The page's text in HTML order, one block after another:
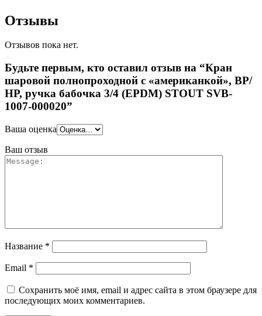
Отзывы
Отзывов пока нет.
Будьте первым, кто оставил отзыв на “Кран
шаровой полнопроходной с «американкой», ВР/
НР, ручка бабочка 3/4 (EPDM) STOUT SVB-
1007-000020”
Ваша оценка
Ваш отзыв
Название *
Email *
Сохранить моё имя, email и адрес сайта в этом браузере для
последующих моих комментариев.